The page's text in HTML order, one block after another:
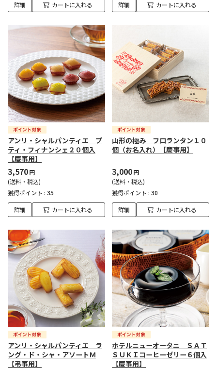
詳細 カートに入れる 詳細 カートに入れる
アンリ・シャルパンティエ プ
ティ・フィナンシェ２０個入
【慶事用】
3,570円
(送料・税込)
獲得ポイント : 35
詳細 カートに入れる
山形の極み フロランタン１０
個（お名入れ）【慶事用】
3,000円
(送料・税込)
獲得ポイント : 30
詳細 カートに入れる
アンリ・シャルパンティエ ラ
ング・ド・シャ・アソートＭ
【弔事用】
ホテルニューオータニ ＳＡＴ
ＳＵＫＩコーヒーゼリー６個入
【慶事用】